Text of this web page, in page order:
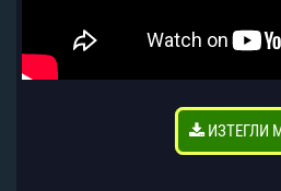
ИЗТЕГЛИ